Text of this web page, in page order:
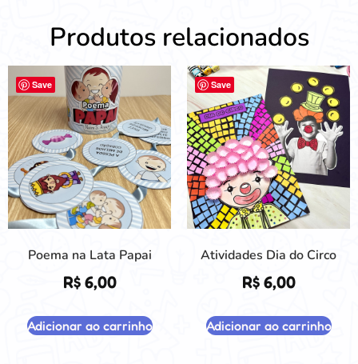
Produtos relacionados
Save
Poema na Lata Papai
R$6,00
Adicionar ao carrinho
Save
Atividades Dia do Circo
R$6,00
Adicionar ao carrinho